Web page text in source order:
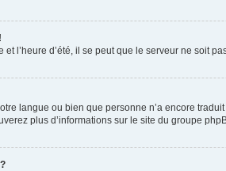
l’heure d’été, il se peut que le serveur ne soit
langue ou bien que personne n’a encore
plus d’informations sur le site du groupe